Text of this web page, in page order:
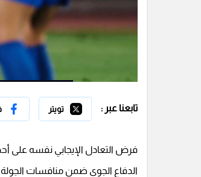
تابعنا عبر : تويتر
الدفاع الجوي ضمن منافسات الجولة